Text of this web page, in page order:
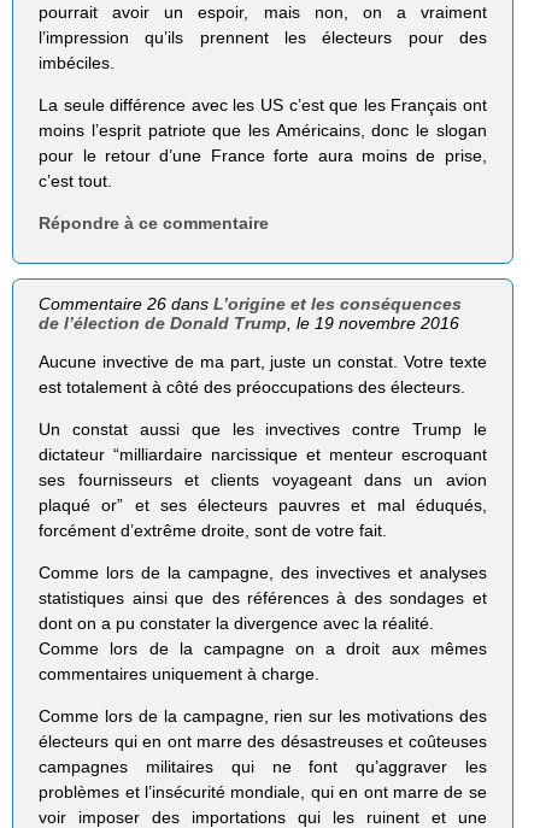
pourrait avoir un espoir, mais non, on a vraiment
l’impression qu’ils prennent les électeurs pour des
imbéciles.
La seule différence avec les US c’est que les Français ont
moins l’esprit patriote que les Américains, donc le slogan
pour le retour d’une France forte aura moins de prise,
c’est tout.
Répondre à ce commentaire
Commentaire 26 dansL’origine et les conséquences
de l’élection de Donald Trump , le 19 novembre 2016
Aucune invective de ma part, juste un constat. Votre texte
est totalement à côté des préoccupations des électeurs.
Un constat aussi que les invectives contre Trump le
dictateur “milliardaire narcissique et menteur escroquant
ses fournisseurs et clients voyageant dans un avion
plaqué or” et ses électeurs pauvres et mal éduqués,
forcément d’extrême droite, sont de votre fait.
Comme lors de la campagne, des invectives et analyses
statistiques ainsi que des références à des sondages et
dont on a pu constater la divergence avec la réalité.
Comme lors de la campagne on a droit aux mêmes
commentaires uniquement à charge.
Comme lors de la campagne, rien sur les motivations des
électeurs qui en ont marre des désastreuses et coûteuses
campagnes militaires qui ne font qu’aggraver les
problèmes et l’insécurité mondiale, qui en ont marre de se
voir imposer des importations qui les ruinent et une